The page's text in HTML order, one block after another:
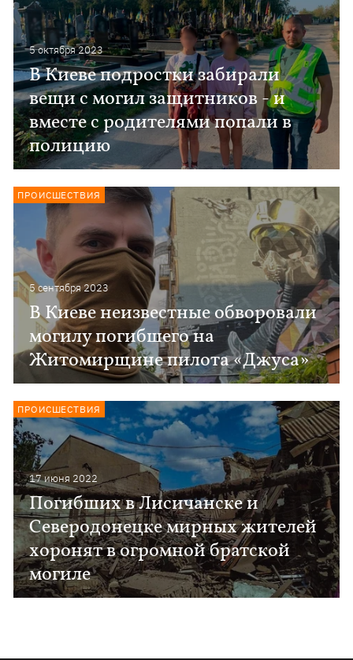
5 октября 2023
В Киеве подростки забирали
вещи с могил защитников - и
вместе с родителями попали в
полицию
5 сентября 2023
В Киеве неизвестные обворовали
могилу погибшего на
Житомирщине пилота «Джуса»
ПРОИСШЕСТВИЯ
17 июня 2022
Погибших в Лисичанске и
Северодонецке мирных жителей
хоронят в огромной братской
могиле
ПРОИСШЕСТВИЯ